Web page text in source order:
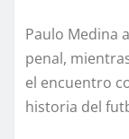
Paulo Medina
penal,
el encuentro
historia del